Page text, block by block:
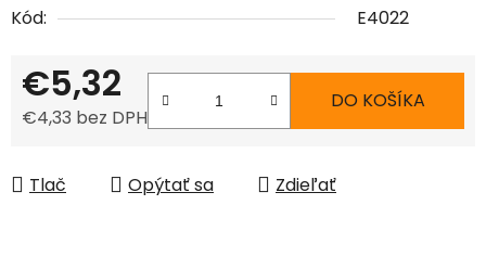
Kód:
E4022
€5,32
€4,33 bez DPH
DO KOŠÍKA
Tlač Opýtať sa Zdieľať